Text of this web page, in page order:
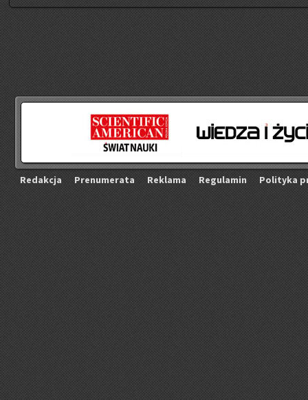
Re­dak­cja Pre­nu­me­ra­ta Re­kla­ma Re­gu­la­min Po­li­ty­ka